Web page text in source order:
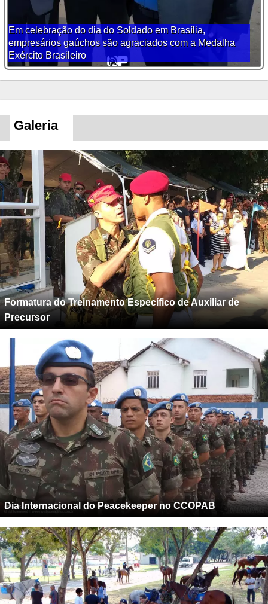
Em celebração do dia do Soldado em Brasília,
empresários gaúchos são agraciados com a Medalha
Exército Brasileiro
Galeria
Formatura do Treinamento Específico de Auxiliar de
Precursor
Dia Internacional do Peacekeeper no CCOPAB